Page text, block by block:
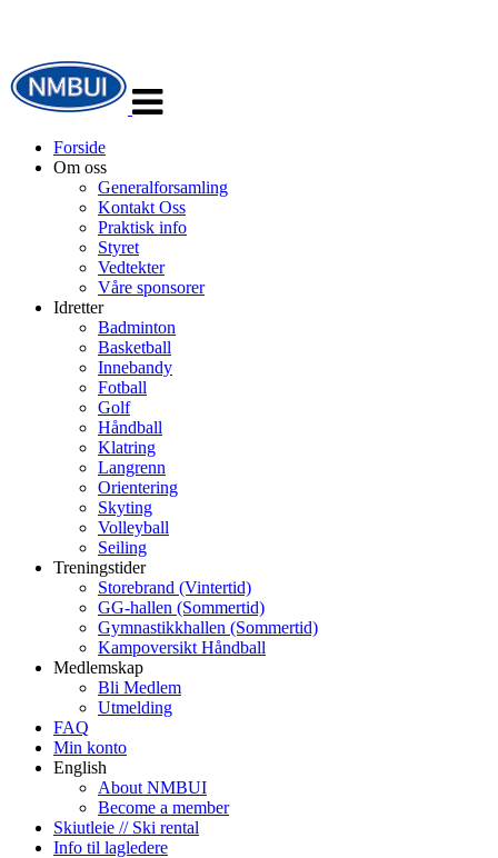
navigasjon
Forside
Om oss
Generalforsamling
Kontakt Oss
Praktisk info
Styret
Vedtekter
Våre sponsorer
Idretter
Badminton
Basketball
Innebandy
Fotball
Golf
Håndball
Klatring
Langrenn
Orientering
Skyting
Volleyball
Seiling
Treningstider
Storebrand (Vintertid)
GG-hallen (Sommertid)
Gymnastikkhallen (Sommertid)
Kampoversikt Håndball
Medlemskap
Bli Medlem
Utmelding
FAQ
Min konto
English
About NMBUI
Become a member
Skiutleie // Ski rental
Info til lagledere